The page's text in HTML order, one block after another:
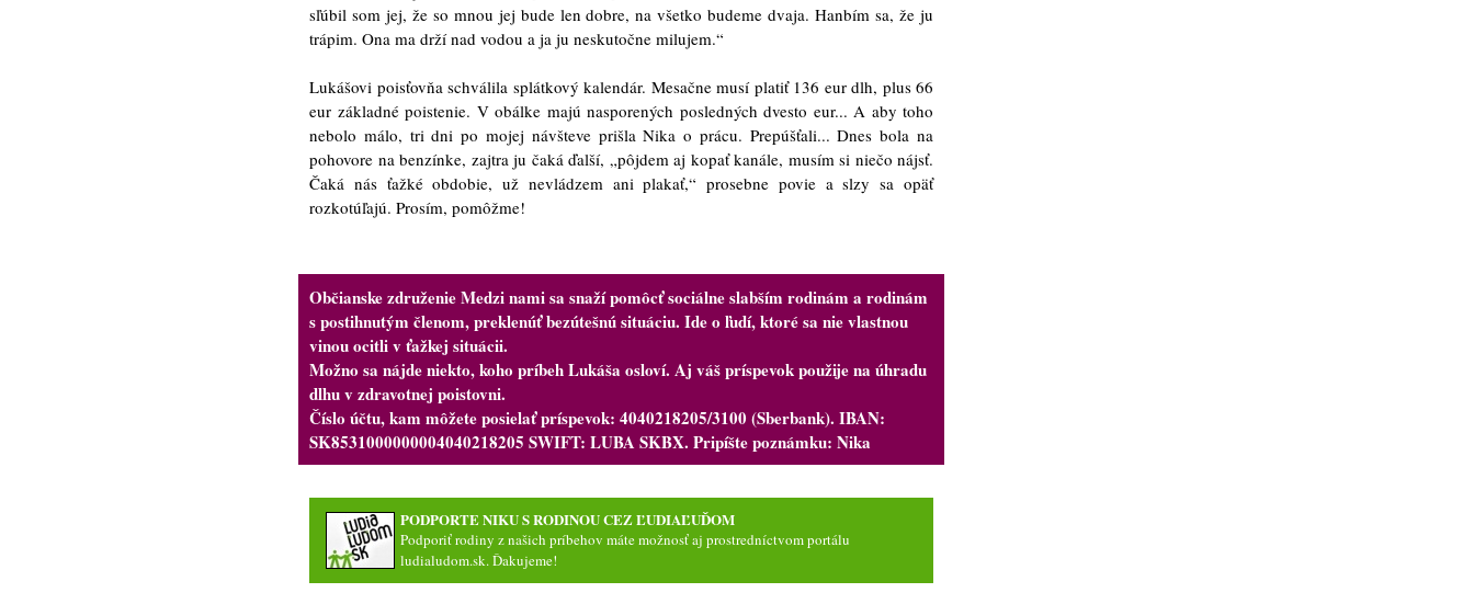
sľúbil som jej, že so mnou jej bude len dobre, na všetko budeme dvaja. Hanbím sa, že ju
trápim. Ona ma drží nad vodou a ja ju neskutočne milujem.“
Lukášovi poisťovňa schválila splátkový kalendár. Mesačne musí platiť 136 eur dlh, plus 66
eur základné poistenie. V obálke majú nasporených posledných dvesto eur... A aby toho
nebolo málo, tri dni po mojej návšteve prišla Nika o prácu. Prepúšťali... Dnes bola na
pohovore na benzínke, zajtra ju čaká ďalší, „pôjdem aj kopať kanále, musím si niečo nájsť.
Čaká nás ťažké obdobie, už nevládzem ani plakať,“ prosebne povie a slzy sa opäť
rozkotúľajú. Prosím, pomôžme!
Občianske združenie Medzi nami sa snaží pomôcť sociálne slabším rodinám a rodinám
s postihnutým členom, preklenúť bezútešnú situáciu. Ide o ľudí, ktoré sa nie vlastnou
vinou ocitli v ťažkej situácii.
Možno sa nájde niekto, koho príbeh Lukáša osloví. Aj váš príspevok použije na úhradu
dlhu v zdravotnej poistovni.
Číslo účtu, kam môžete posielať príspevok: 4040218205/3100 (Sberbank). IBAN:
SK8531000000004040218205 SWIFT: LUBA SKBX. Pripíšte poznámku: Nika
PODPORTE NIKU S RODINOU CEZ ĽUDIAĽUĎOM
Podporiť rodiny z našich príbehov máte možnosť aj prostredníctvomportálu
ludialudom.sk. Ďakujeme!